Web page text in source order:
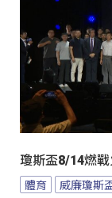
瓊斯盃8/14燃
體育 威廉瓊斯